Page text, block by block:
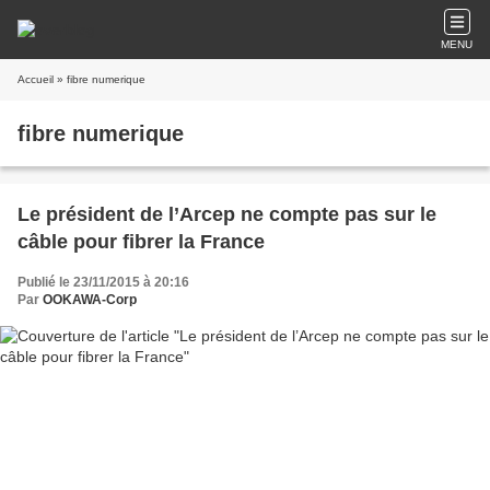
MENU
Accueil » fibre numerique
fibre numerique
Le président de l’Arcep ne compte pas sur le
câble pour fibrer la France
Publié le 23/11/2015 à 20:16
Par OOKAWA-Corp